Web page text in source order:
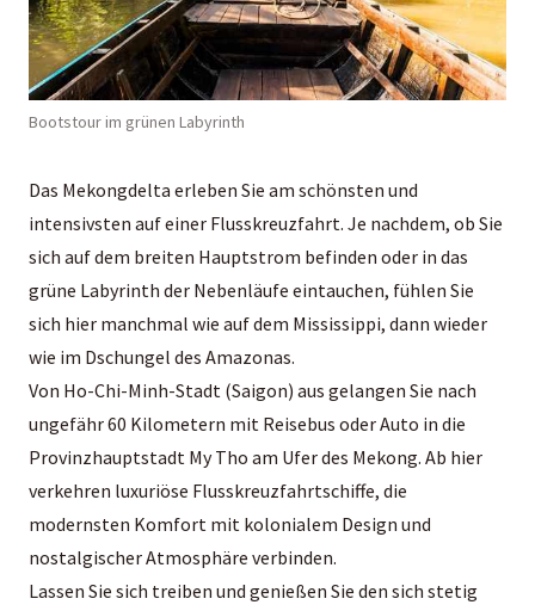
Bootstour im grünen Labyrinth
Das Mekongdelta erleben Sie am schönsten und
intensivsten auf einer Flusskreuzfahrt. Je nachdem, ob Sie
sich auf dem breiten Hauptstrom befinden oder in das
grüne Labyrinth der Nebenläufe eintauchen, fühlen Sie
sich hier manchmal wie auf dem Mississippi, dann wieder
wie im Dschungel des Amazonas.
Von Ho-Chi-Minh-Stadt (Saigon) aus gelangen Sie nach
ungefähr 60 Kilometern mit Reisebus oder Auto in die
Provinzhauptstadt My Tho am Ufer des Mekong. Ab hier
verkehren luxuriöse Flusskreuzfahrtschiffe, die
modernsten Komfort mit kolonialem Design und
nostalgischer Atmosphäre verbinden.
Lassen Sie sich treiben und genießen Sie den sich stetig